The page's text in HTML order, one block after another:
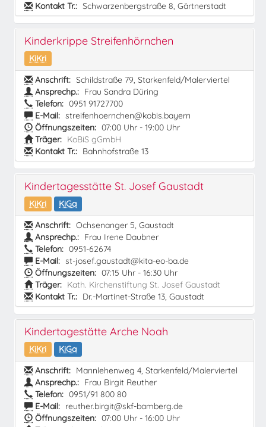
Kontakt Tr.: Schwarzenbergstraße 8, Gärtnerstadt
Kinderkrippe Streifenhörnchen
KiKri
Anschrift: Schildstraße 79, Starkenfeld/Malerviertel
Ansprechp.: Frau Sandra Düring
Telefon: 0951 91727700
E-Mail: streifenhoernchen@kobis.bayern
Öffnungszeiten: 07:00 Uhr - 19:00 Uhr
Träger: KoBiS gGmbH
Kontakt Tr.: Bahnhofstraße 13
Kindertagesstätte St. Josef Gaustadt
KiKri
KiGa
Anschrift: Ochsenanger 5, Gaustadt
Ansprechp.: Frau Irene Daubner
Telefon: 0951-62674
E-Mail: st-josef.gaustadt@kita-eo-ba.de
Öffnungszeiten: 07:15 Uhr - 16:30 Uhr
Träger: Kath. Kirchenstiftung St. Josef Gaustadt
Kontakt Tr.: Dr.-Martinet-Straße 13, Gaustadt
Kindertagestätte Arche Noah
KiKri
KiGa
Anschrift: Mannlehenweg 4, Starkenfeld/Malerviertel
Ansprechp.: Frau Birgit Reuther
Telefon: 0951/91 800 80
E-Mail: reuther.birgit@skf-bamberg.de
Öffnungszeiten: 07:00 Uhr - 16:00 Uhr